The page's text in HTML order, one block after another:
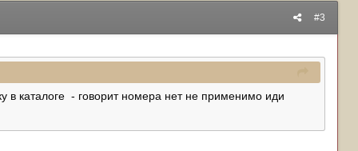
#3
в каталоге - говорит номера нет не применимо иди